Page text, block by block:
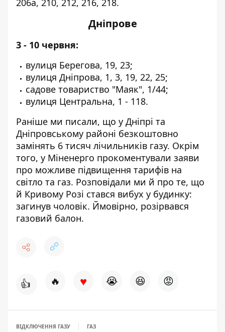
206а, 210, 212, 216, 218.
Дніпрове
3 - 10 червня:
вулиця Берегова, 19, 23;
вулиця Дніпрова, 1, 3, 19, 22, 25;
садове товариство "Маяк", 1/44;
вулиця Центральна, 1 - 118.
Раніше ми писали, що у Дніпрі та
Дніпровському районі безкоштовно
замінять 6 тисяч лічильників газу. Окрім
того, у Міненерго прокоментували заяви
про можливе підвищення тарифів на
світло та газ. Розповідали ми й про те, що
й Кривому Розі стався вибух у будинку:
загинув чоловік. Ймовірно, розірвався
газовий балон.
👍 🔥 ♥ 😭 😆 😡
ВІДКЛЮЧЕННЯ ГАЗУ ГАЗ